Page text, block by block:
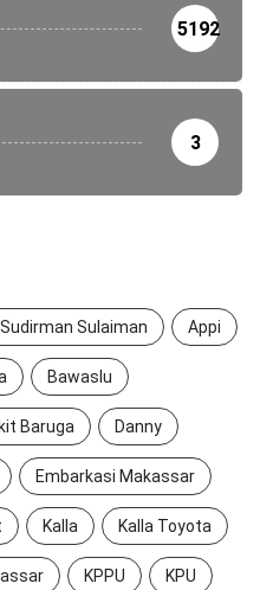
5192
3
Sulaiman Appi
Bawaslu
Baruga Danny
Embarkasi Makassar
Kalla Kalla Toyota
KPPU KPU